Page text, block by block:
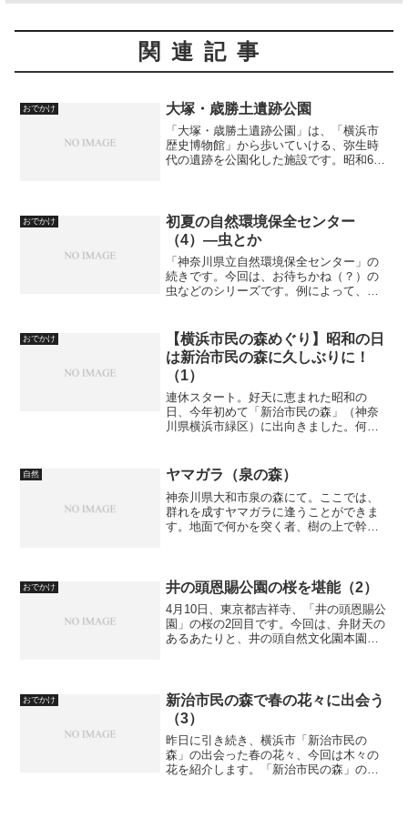
関連記事
おでかけ 大塚・歳勝土遺跡公園
「大塚・歳勝土遺跡公園」は、「横浜市
歴史博物館」から歩いていける、弥生時
代の遺跡を公園化した施設です。昭和61
おり、「都築民家園」とし...
おでかけ
初夏の自然環境保全センター
（4）―虫とか
「神奈川県立自然環境保全センター」の
続きです。今回は、お待ちかね（？）の
虫などのシリーズです。例によって、虫
こちら：初夏の自然環境保全センター
（1）―お花とか（1） 初...
おでかけ
【横浜市民の森めぐり】昭和の日
は新治市民の森に久しぶりに！
（1）
連休スタート。好天に恵まれた昭和の
日、今年初めて「新治市民の森」（神奈
川県横浜市緑区）に出向きました。何も
が混む前に、と思い出発しました。1回目
の今日は、とにかく花です...
自然 ヤマガラ（泉の森）
神奈川県大和市泉の森にて。ここでは、
群れを成すヤマガラに逢うことができま
す。地面で何かを突く者、樹の上で幹を
Wikipedia
おでかけ 井の頭恩賜公園の桜を堪能（2）
4月10日、東京都吉祥寺、「井の頭恩賜公
園」の桜の2回目です。今回は、弁財天の
あるあたりと、井の頭自然文化園本園の
準備できていませ...
おでかけ
新治市民の森で春の花々に出会う
（3）
昨日に引き続き、横浜市「新治市民の
森」の出会った春の花々、今回は木々の
花を紹介します。「新治市民の森」の案